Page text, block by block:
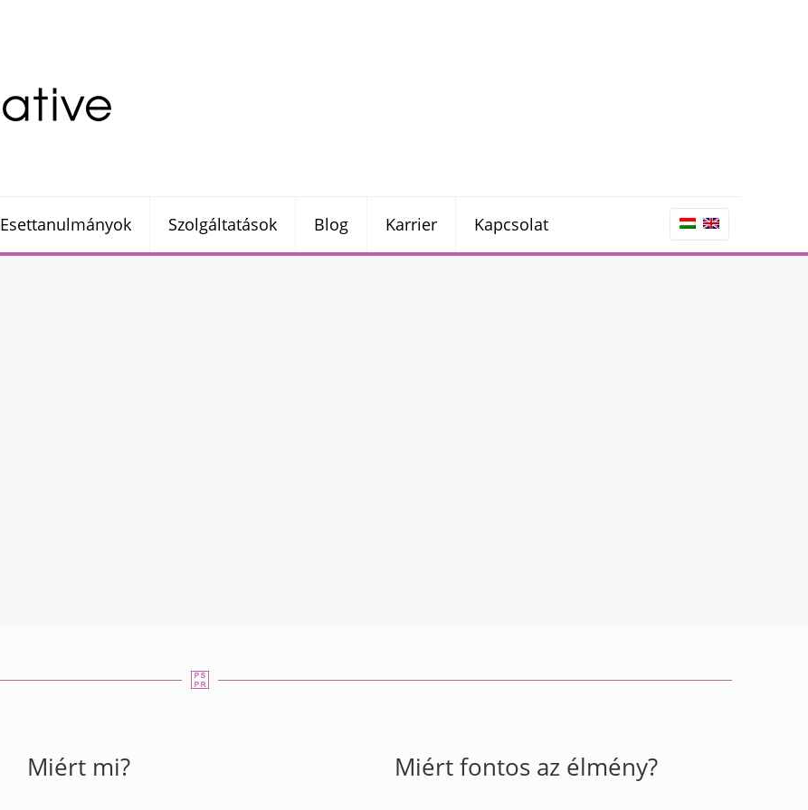
Esettanulmányok Szolgáltatások Blog Karrier Kapcsolat
Miért mi? Miért fontos az élmény?